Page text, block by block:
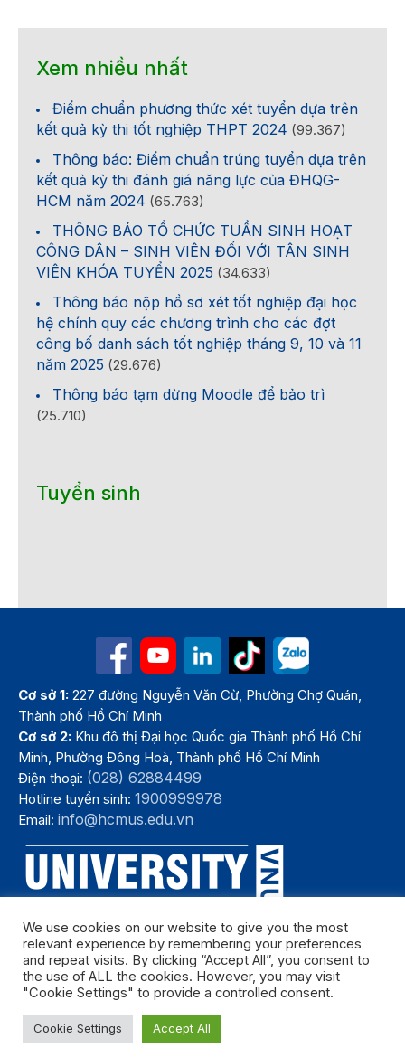
Xem nhiều nhất
Điểm chuẩn phương thức xét tuyển dựa trên
kết quả kỳ thi tốt nghiệp THPT 2024 (99.367)
Thông báo: Điểm chuẩn trúng tuyển dựa trên
kết quả kỳ thi đánh giá năng lực của ĐHQG-
HCM năm 2024 (65.763)
THÔNG BÁO TỔ CHỨC TUẦN SINH HOẠT
CÔNG DÂN – SINH VIÊN ĐỐI VỚI TÂN SINH
VIÊN KHÓA TUYỂN 2025 (34.633)
Thông báo nộp hồ sơ xét tốt nghiệp đại học
hệ chính quy các chương trình cho các đợt
công bố danh sách tốt nghiệp tháng 9, 10 và 11
năm 2025 (29.676)
Thông báo tạm dừng Moodle để bảo trì
(25.710)
Tuyển sinh
Cơ sở 1: 227 đường Nguyễn Văn Cừ, Phường Chợ Quán,
Thành phố Hồ Chí Minh
Cơ sở 2: Khu đô thị Đại học Quốc gia Thành phố Hồ Chí
Minh, Phường Đông Hoà, Thành phố Hồ Chí Minh
Điện thoại: (028) 62884499
Hotline tuyển sinh:1900999978
Email:info@hcmus.edu.vn
Bản quyền thuộc Trường Đại học Khoa học tự nhiên, Đại học Quốc
gia Thành phố Hồ Chí Minh. Năm 2024
We use cookies on our website to give you the most
relevant experience by remembering your preferences
and repeat visits. By clicking “Accept All”, you consent to
the use of ALL the cookies. However, you may visit
"Cookie Settings" to provide a controlled consent.
Cookie Settings Accept All